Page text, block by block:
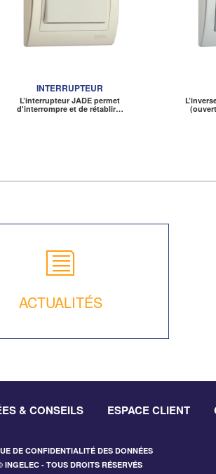
INTERRUPTEUR
L’interrupteur JADE permet
d'interrompre et de rétablir…
ACTUALITÉS
& CONSEILS ESPACE CLIENT
DE CONFIDENTIALITÉ DES DONNÉES
INGELEC - TOUS DROITS RÉSERVÉS